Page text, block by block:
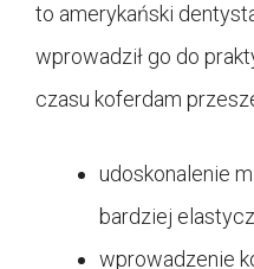
to amerykański
wprowadził go do
czasu koferdam
udoskonalenie
bardziej
wprowadzenie